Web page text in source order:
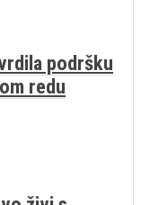
podršku
redu